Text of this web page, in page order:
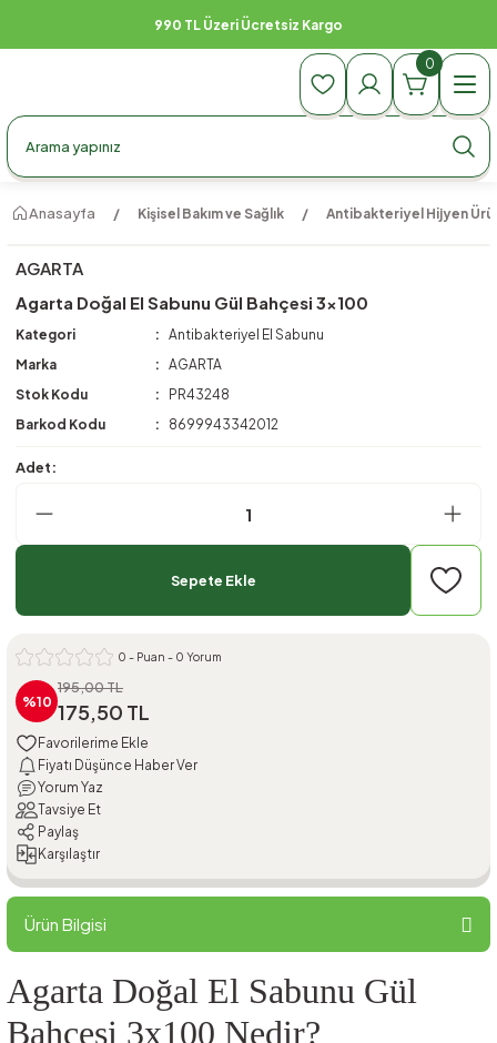
990 TL Üzeri Ücretsiz Kargo
0
Anasayfa Kişisel Bakım ve Sağlık Antibakteriyel Hijyen
AGARTA
Agarta Doğal El Sabunu Gül Bahçesi 3x100
Kategori
Antibakteriyel El Sabunu
Marka
AGARTA
Stok Kodu
PR43248
Barkod Kodu
8699943342012
Adet:
Sepete Ekle
0 - Puan - 0 Yorum
%10
195,00 TL
175,50 TL
Fiyatı Düşünce Haber Ver
Yorum Yaz
Tavsiye Et
Paylaş
Karşılaştır
Ürün Bilgisi
Agarta Doğal El Sabunu Gül
Bahçesi 3x100 Nedir?